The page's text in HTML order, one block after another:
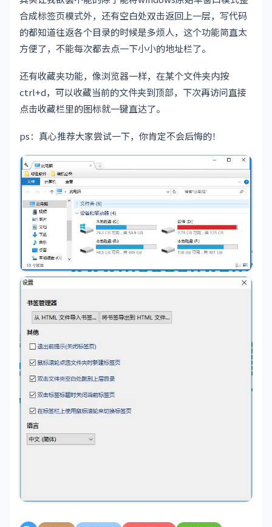
合成标签页模式外，还有空白处双击返回上一层，写代码
的都知道往返各个目录的时候是多烦人，这个功能简直太
方便了，不能每次都去点一下小小的地址栏了。
还有收藏夹功能，像浏览器一样，在某个文件夹内按
ctrl+d，可以收藏当前的文件夹到顶部，下次再访问直接
点击收藏栏里的图标就一键直达了。
ps：真心推荐大家尝试一下，你肯定不会后悔的！